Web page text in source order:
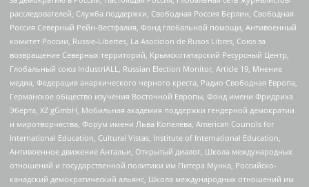
расследователей, Служба поддержки, Свободная Россия Берлин, Свободная
Россия Северный Рейн-Вестфалия, Фонд глобальной помощи, Антивоенный
комитет России, Russie-Libertes, La Asocicion de Rusos Libres, Союз за
возвращение Северных территорий, Крымскотатарский Ресурсный Центр,
Глобальный союз IndustriALL, Russian Election Monitor, Article 19, Мнение
медиа, Федерация анархического черного креста, Радио Свободная Европа,
Германское общество изучения Восточной Европы, Фонд имени Фридриха
Эберта, XZ gGmbH, Мобильная академия поддержки гендерной демократии
и миротворчества, Форум имени Льва Копелева, American Councils for
International Education, Cultural Vistas, Institute of International Education,
Антивоенное движение Антальи, Открытый диалог, Школа международных
отношений и государственной политики им Питера Мунка, Российско-
канадский демократический альянс, Школа международных отношений им